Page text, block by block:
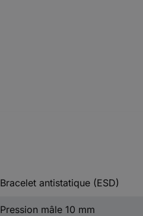
Bracelet antistatique (ESD)
Pression mâle 10 mm